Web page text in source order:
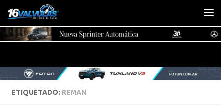
Saltar al contenido
ETIQUETADO: REMAN